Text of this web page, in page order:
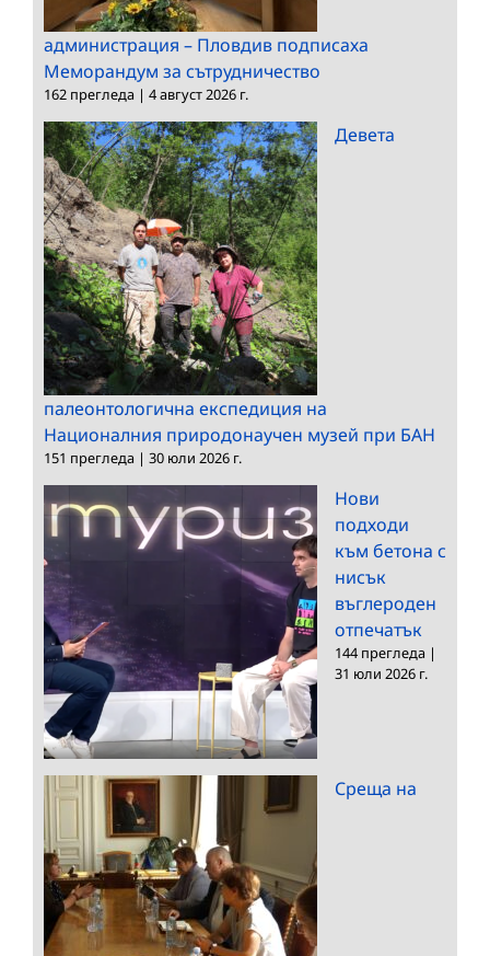
администрация – Пловдив подписаха
Меморандум за сътрудничество
162 прегледа | 4 август 2026 г.
Девета
палеонтологична експедиция на
Националния природонаучен музей при БАН
151 прегледа | 30 юли 2026 г.
Нови
подходи
към бетона с
нисък
въглероден
отпечатък
144 прегледа |
31 юли 2026 г.
Среща на